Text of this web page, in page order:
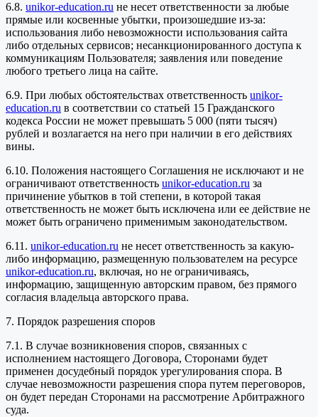
6.8. unikor-education.ru не несет ответственности за любые
прямые или косвенные убытки, произошедшие из-за:
использования либо невозможности использования сайта
либо отдельных сервисов; несанкционированного доступа к
коммуникациям Пользователя; заявления или поведение
любого третьего лица на сайте.
6.9. При любых обстоятельствах ответственность unikor-
education.ru в соответствии со статьей 15 Гражданского
кодекса России не может превышать 5 000 (пяти тысяч)
рублей и возлагается на него при наличии в его действиях
вины.
6.10. Положения настоящего Соглашения не исключают и не
ограничивают ответственность unikor-education.ru за
причинение убытков в той степени, в которой такая
ответственность не может быть исключена или ее действие не
может быть ограничено применимым законодательством.
6.11. unikor-education.ru не несет ответственность за какую-
либо информацию, размещенную пользователем на ресурсе
unikor-education.ru, включая, но не ограничиваясь,
информацию, защищенную авторским правом, без прямого
согласия владельца авторского права.
7. Порядок разрешения споров
7.1. В случае возникновения споров, связанных с
исполнением настоящего Договора, Сторонами будет
применен досудебный порядок урегулирования спора. В
случае невозможности разрешения спора путем переговоров,
он будет передан Сторонами на рассмотрение Арбитражного
суда.